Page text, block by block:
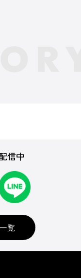
信中
覧